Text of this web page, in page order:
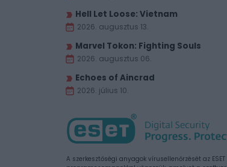
Hell Let Loose: Vietnam
2026. augusztus 13.
Marvel Tokon: Fighting Souls
2026. augusztus 06.
Echoes of Aincrad
2026. július 10.
A szerkesztőségi anyagok vírusellenőrzését az ESET